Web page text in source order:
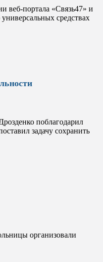
веб-портала «Связь47» и
средствах
поблагодарил
задачу сохранить
организовали